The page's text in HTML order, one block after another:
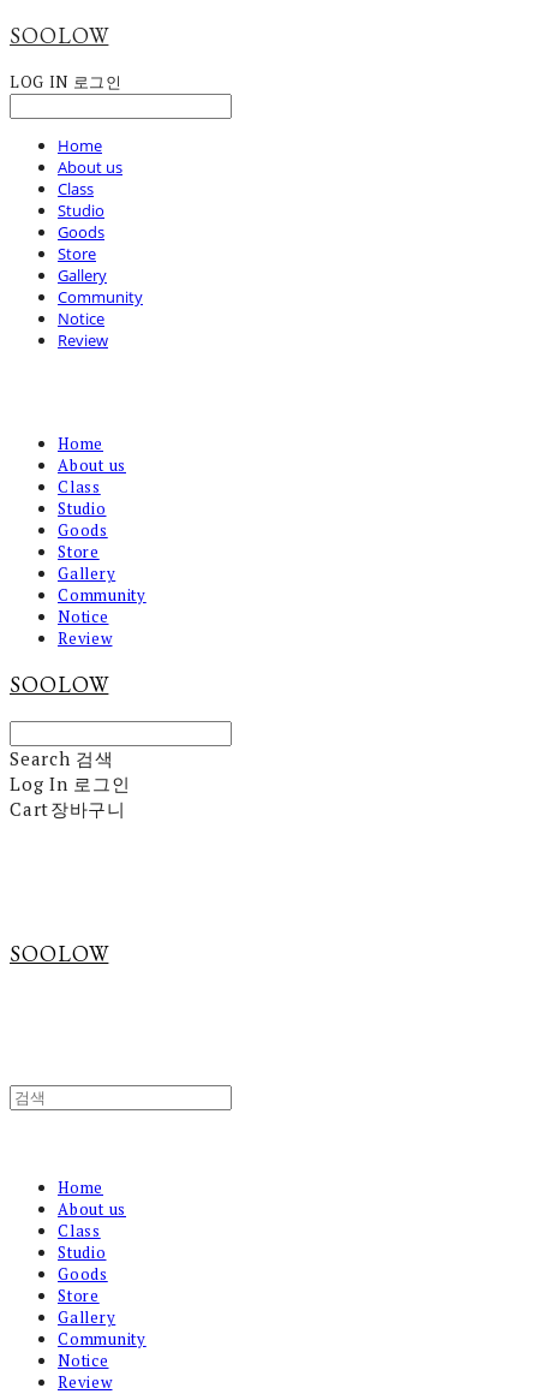
SOOLOW
LOG IN 로그인
Home
About us
Class
Studio
Goods
Store
Gallery
Community
Notice
Review
Home
About us
Class
Studio
Goods
Store
Gallery
Community
Notice
Review
SOOLOW
Search 검색
Log In 로그인
Cart장바구니
SOOLOW
Home
About us
Class
Studio
Goods
Store
Gallery
Community
Notice
Review